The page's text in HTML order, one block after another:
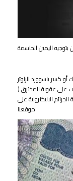
اليمين الحاسمة
كسر باسوورد الراوتر
على عقوبة المخترق (
لسنة 2018 وتابع سلسلة الجرائم الاليكترونية على
موقعنا